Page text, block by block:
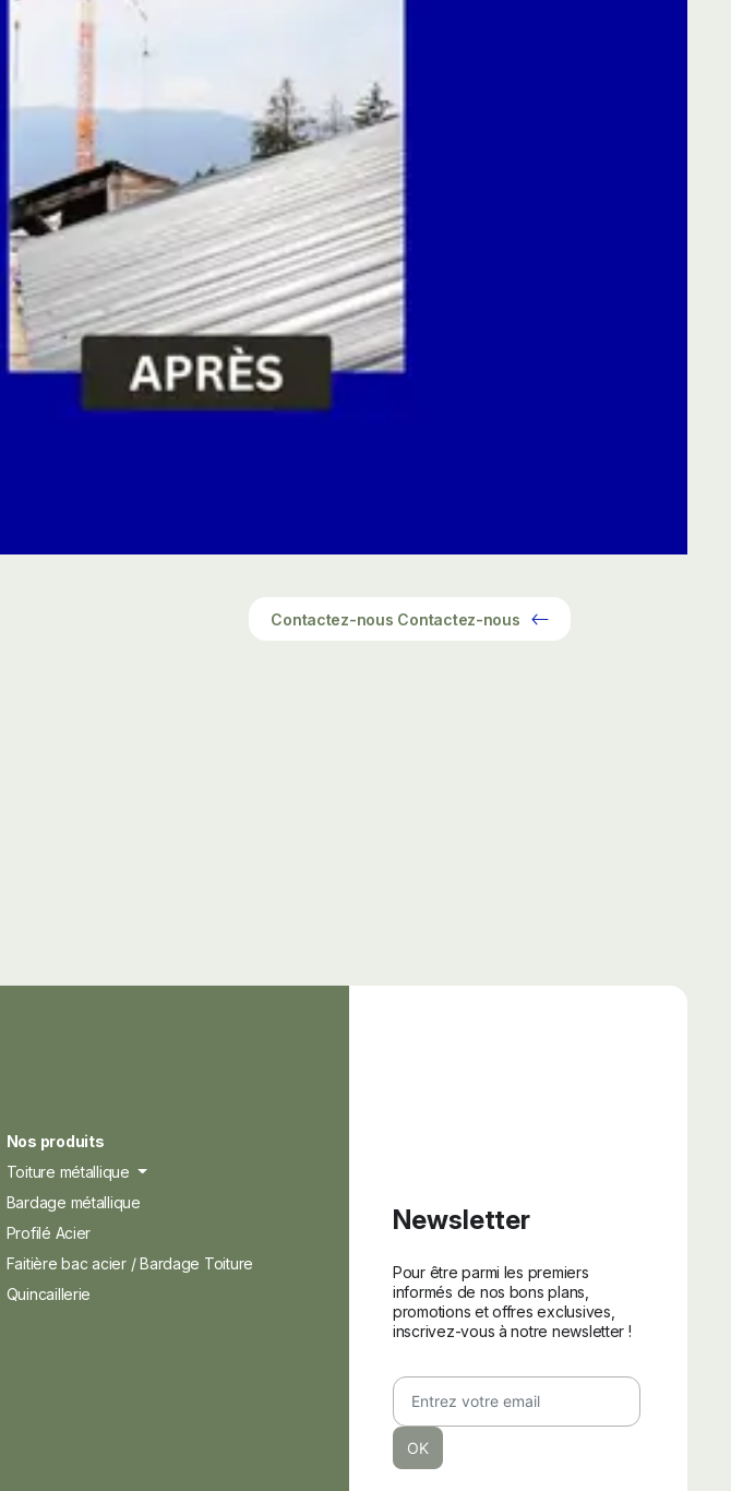
Contactez-nous Contactez-nous
Nos produits
Toiture métallique
Bardage métallique
Profilé Acier
Faitière bac acier / Bardage Toiture
Quincaillerie
Newsletter
Pour être parmi les premiers
informés de nos bons plans,
promotions et offres exclusives,
inscrivez-vous à notre newsletter !